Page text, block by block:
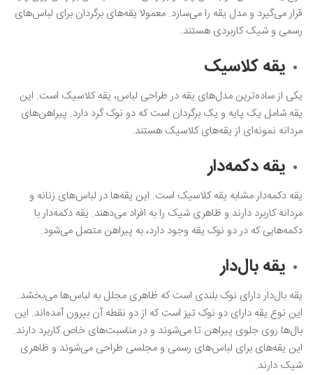
قرار می‌گیرد و مدل یقه را می‌سازد. معمولا یقه‌های برگردان برای لباس‌های
رسمی و شیک کاربردی هستند.
یقه کلاسیک
یکی از ساده‌ترین مدل‌های یقه در طراحی لباس، یقه کلاسیک است. این
یقه شامل یک پایه و یک برگردان است که دو نوک گرد دارد. پیراهن‌های
مردانه نمونه‌ای از یقه‌های کلاسیک هستند.
یقه دکمه‌دار
یقه دکمه‌دار مشابه یقه کلاسیک است. این یقه‌ها در لباس‌های زنانه و
مردانه کاربرد دارند و ظاهری شیک را به افراد می‌دهند. یقه دکمه‌دار با
دکمه‌هایی که در دو نوک یقه وجود دارد، به پیراهن متصل می‌شود.
یقه بال‌دار
یقه بال‌دار دارای نوک بلندی است که ظاهری مجلل به لباس‌ها می‌بخشد.
این نوع یقه دارای دو نوک تیز است که از دو نقطه آن بیرون آمده‌اند. این
بال‌ها روی جلوی پیراهن تا می‌شوند و در مناسبت‌های خاص کاربرد دارند.
این یقه‌های برای لباس‌های رسمی و مجلسی طراحی می‌شوند و ظاهری
شیک دارند.